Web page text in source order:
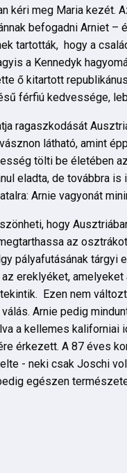
kéri meg Maria kezét.
befogadni Arniet –
tartották, hogy a
a Kennedyk
ő kitartott
férfiú kedvessége,
ragaszkodását
látható, amint
tölti be életében
eladta, de továbbra
Arnie vagyonát
hogy
az
pályafutásának
ereklyéket, amelyeket
tekintik. Ezen nem
Arnie pedig
a kellemes
érkezett. A 87 éves
- neki csak Joschi
egészen